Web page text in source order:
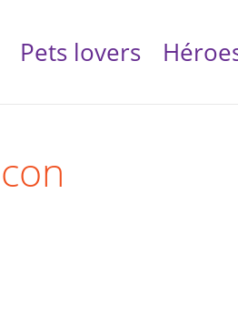
Pets lovers